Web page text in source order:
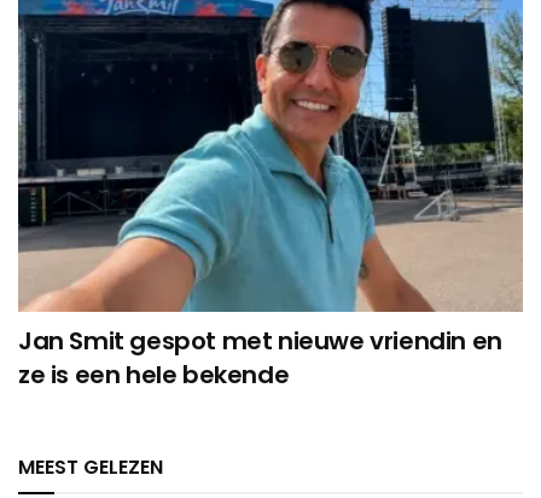
Jan Smit gespot met nieuwe vriendin en
ze is een hele bekende
MEEST GELEZEN